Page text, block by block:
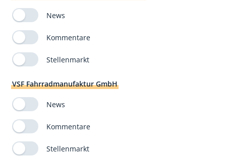
News
Kommentare
Stellenmarkt
VSF Fahrradmanufaktur GmbH
News
Kommentare
Stellenmarkt